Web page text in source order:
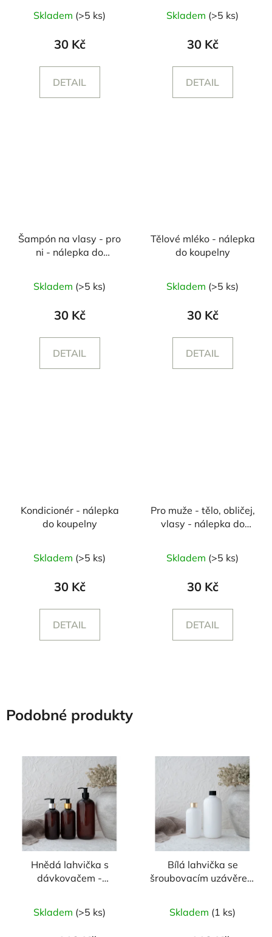
Skladem (>5 ks)
30 Kč
DETAIL
Skladem (>5 ks)
30 Kč
DETAIL
Šampón na vlasy - pro
ni - nálepka do
Skladem (>5 ks)
30 Kč
DETAIL
Tělové mléko - nálepka
do koupelny
Skladem (>5 ks)
30 Kč
DETAIL
Kondicionér - nálepka
do koupelny
Skladem (>5 ks)
30 Kč
DETAIL
Pro muže - tělo, obličej,
vlasy - nálepka do
Skladem (>5 ks)
30 Kč
DETAIL
Podobné produkty
Hnědá lahvička s
dávkovačem -
hodnocení
produktu
Skladem (>5 ks)
Bílá lahvička se
šroubovacím uzávěrem
Skladem (1 ks)